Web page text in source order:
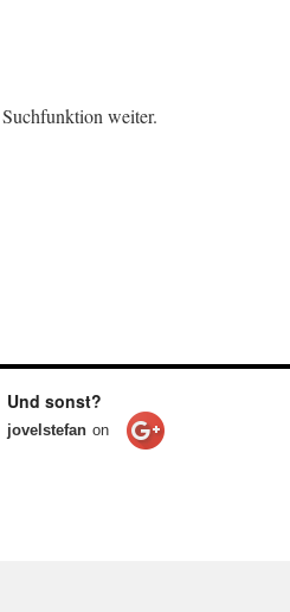
weiter.
Und sonst?
jovelstefan on